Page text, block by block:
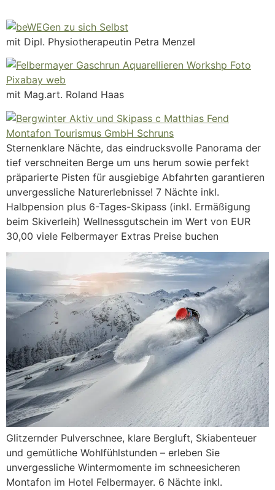
mit Dipl. Physiotherapeutin Petra Menzel
mit Mag.art. Roland Haas
Sternenklare Nächte, das eindrucksvolle Panorama der
tief verschneiten Berge um uns herum sowie perfekt
präparierte Pisten für ausgiebige Abfahrten garantieren
unvergessliche Naturerlebnisse! 7 Nächte inkl.
Halbpension plus 6-Tages-Skipass (inkl. Ermäßigung
beim Skiverleih) Wellnessgutschein im Wert von EUR
30,00 viele Felbermayer Extras Preise buchen
Glitzernder Pulverschnee, klare Bergluft, Skiabenteuer
und gemütliche Wohlfühlstunden – erleben Sie
unvergessliche Wintermomente im schneesicheren
Montafon im Hotel Felbermayer. 6 Nächte inkl.